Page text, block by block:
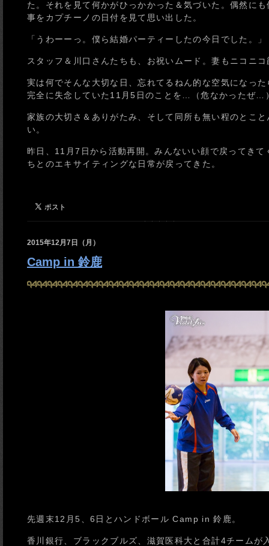
た。それを見て何かがひっかかった＆気づいた。偶然に
事をカプチーノの日付を見て思い出した。
「うわーーっ。僕ら結婚パーティーしたの今日でした。」
スタッフ＆川口さんたちも、お祝いムード。妻もニコニコ
実は何でそんな大切な日、忘れてるねん的な空気になっ
完全に失念していた11月5日のことを…（危なかったぜ…
家族の大切さ＆ありがたみ、そして同所も無い程のとこ
い。
昨日、11月7日から活動再開。みんないい顔で戻ってき
ちとのエキサイティングな日常が戻ってきた。
2015年12月7日（月）
Camp in 鈴鹿
先週末12月5、6日とハンドボール Camp in 鈴鹿。
香川銀行、ブラックブルズ、滋賀医科大と合計4チームが